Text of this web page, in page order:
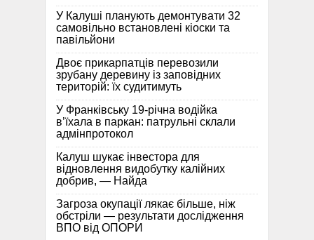
У Калуші планують демонтувати 32
самовільно встановлені кіоски та
павільйони
Двоє прикарпатців перевозили
зрубану деревину із заповідних
територій: їх судитимуть
У Франківську 19-річна водійка
в’їхала в паркан: патрульні склали
адмінпротокол
Калуш шукає інвестора для
відновлення видобутку калійних
добрив, — Найда
Загроза окупації лякає більше, ніж
обстріли — результати дослідження
ВПО від ОПОРИ